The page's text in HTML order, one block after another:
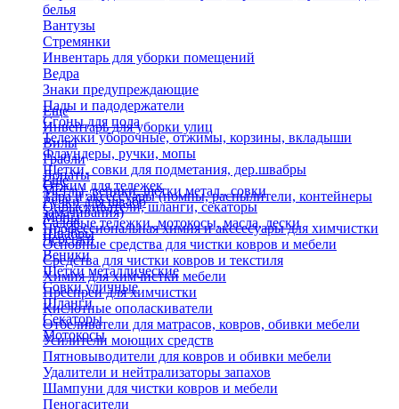
белья
Вантузы
Стремянки
Инвентарь для уборки помещений
Ведра
Знаки предупреждающие
Пады и падодержатели
Сгоны для пола
Тележки уборочные, отжимы, корзины, вкладыши
Флаундеры, ручки, мопы
Щетки, совки для подметания, дер.швабры
Отжим для тележек
Ручки для швабр
Мопы
Швабры
Еще
Инвентарь для уборки улиц
Вилы
Грабли
Лопаты
Метлы, веники, щетки метал., совки
Опрыскиватели, шланги, секаторы
Садовые тележки, мотокосы, масла, лески
Черенки
Веники
Щетки металлические
Совки уличные
Шланги
Секаторы
Мотокосы
Еще
Тара и аксессуары (помпы, распылители, контейнеры
замачивания)
Профессиональная химия и акссесуары для химчистки
Основные средства для чистки ковров и мебели
Средства для чистки ковров и текстиля
Химия для химчистки мебели
Преспреи для химчистки
Кислотные ополаскиватели
Отбеливатели для матрасов, ковров, обивки мебели
Усилители моющих средств
Пятновыводители для ковров и обивки мебели
Удалители и нейтрализаторы запахов
Шампуни для чистки ковров и мебели
Пеногасители